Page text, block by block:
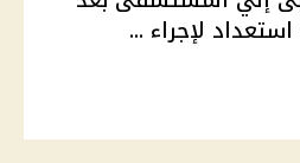
لإجراء ...